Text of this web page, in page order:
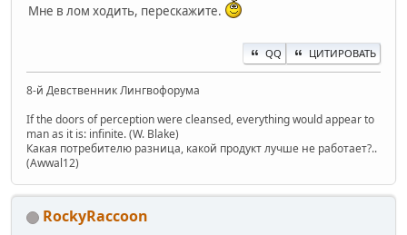
Мне в лом ходить, перескажите.
QQ ЦИТИРОВАТЬ
8-й Девственник Лингвофорума
If the doors of perception were cleansed, everything would appear to
man as it is: infinite. (W. Blake)
Какая потребителю разница, какой продукт лучше не работает?..
(Awwal12)
RockyRaccoon